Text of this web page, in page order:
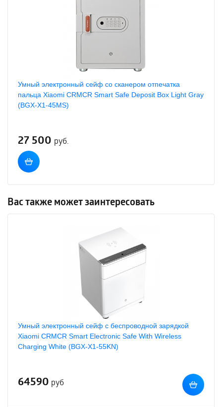
Умный электронный сейф со сканером отпечатка
пальца Xiaomi CRMCR Smart Safe Deposit Box Light Gray
(BGX-X1-45MS)
27 500 руб.
Вас также может заинтересовать
Умный электронный сейф с беспроводной зарядкой
Xiaomi CRMCR Smart Electronic Safe With Wireless
Charging White (BGX-X1-55KN)
64590 руб